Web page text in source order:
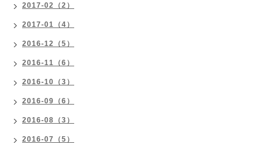
2017-02（2）
2017-01（4）
2016-12（5）
2016-11（6）
2016-10（3）
2016-09（6）
2016-08（3）
2016-07（5）